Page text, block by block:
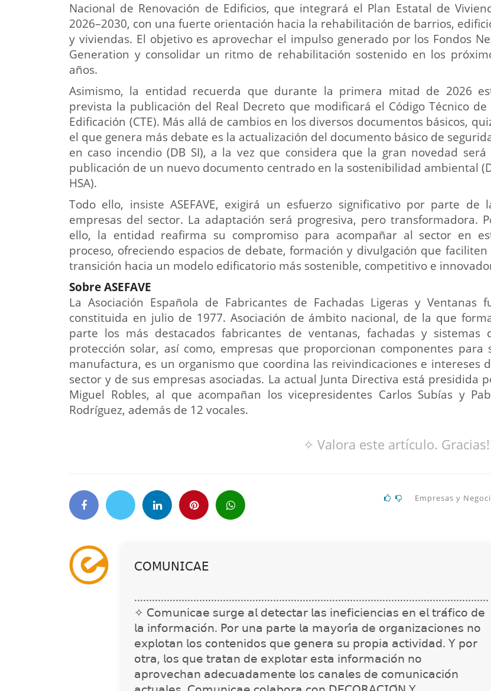
Nacional de Renovación de Edificios, que integrará el Plan Estatal de
2026–2030, con una fuerte orientación hacia la rehabilitación de barrios,
y viviendas. El objetivo es aprovechar el impulso generado por los Fondos
Generation y consolidar un ritmo de rehabilitación sostenido en los
años.
Asimismo, la entidad recuerda que durante la primera mitad de 2026
prevista la publicación del Real Decreto que modificará el Código Técnico de
Edificación (CTE). Más allá de cambios en los diversos documentos básicos,
el que genera más debate es la actualización del documento básico de
en caso incendio (DB SI), a la vez que considera que la gran novedad será
publicación de un nuevo documento centrado en la sostenibilidad ambiental
HSA).
Todo ello, insiste ASEFAVE, exigirá un esfuerzo significativo por parte de
empresas del sector. La adaptación será progresiva, pero transformadora.
ello, la entidad reafirma su compromiso para acompañar al sector en
proceso, ofreciendo espacios de debate, formación y divulgación que faciliten
transición hacia un modelo edificatorio más sostenible, competitivo e
Sobre ASEFAVE
La Asociación Española de Fabricantes de Fachadas Ligeras y Ventanas
constituida en julio de 1977. Asociación de ámbito nacional, de la que
parte los más destacados fabricantes de ventanas, fachadas y sistemas
protección solar, así como, empresas que proporcionan componentes para
manufactura, es un organismo que coordina las reivindicaciones e intereses
sector y de sus empresas asociadas. La actual Junta Directiva está presidida
Miguel Robles, al que acompañan los vicepresidentes Carlos Subías y
Rodríguez, además de 12 vocales.
✧ Valora este artículo.
Empresas y
𝖢𝖮𝖬𝖴𝖭𝖨𝖢𝖠𝖤
........................................................................................................................
✧ 𝖢𝗈𝗆𝗎𝗇𝗂𝖼𝖺𝖾 𝗌𝗎𝗋𝗀𝖾 𝖺𝗅 𝖽𝖾𝗍𝖾𝖼𝗍𝖺𝗋 𝗅𝖺𝗌 𝗂𝗇𝖾𝖿𝗂𝖼𝗂𝖾𝗇𝖼𝗂𝖺𝗌 𝖾𝗇 𝖾𝗅 𝗍𝗋𝖺́𝖿𝗂𝖼𝗈 𝖽𝖾
𝗅𝖺 𝗂𝗇𝖿𝗈𝗋𝗆𝖺𝖼𝗂𝗈́𝗇. 𝖯𝗈𝗋 𝗎𝗇𝖺 𝗉𝖺𝗋𝗍𝖾 𝗅𝖺 𝗆𝖺𝗒𝗈𝗋𝗂́𝖺 𝖽𝖾 𝗈𝗋𝗀𝖺𝗇𝗂𝗓𝖺𝖼𝗂𝗈𝗇𝖾𝗌 𝗇𝗈
𝖾𝗑𝗉𝗅𝗈𝗍𝖺𝗇 𝗅𝗈𝗌 𝖼𝗈𝗇𝗍𝖾𝗇𝗂𝖽𝗈𝗌 𝗊𝗎𝖾 𝗀𝖾𝗇𝖾𝗋𝖺 𝗌𝗎 𝗉𝗋𝗈𝗉𝗂𝖺 𝖺𝖼𝗍𝗂𝗏𝗂𝖽𝖺𝖽. 𝖸 𝗉𝗈𝗋
𝗈𝗍𝗋𝖺, 𝗅𝗈𝗌 𝗊𝗎𝖾 𝗍𝗋𝖺𝗍𝖺𝗇 𝖽𝖾 𝖾𝗑𝗉𝗅𝗈𝗍𝖺𝗋 𝖾𝗌𝗍𝖺 𝗂𝗇𝖿𝗈𝗋𝗆𝖺𝖼𝗂𝗈́𝗇 𝗇𝗈
𝖺𝗉𝗋𝗈𝗏𝖾𝖼𝗁𝖺𝗇 𝖺𝖽𝖾𝖼𝗎𝖺𝖽𝖺𝗆𝖾𝗇𝗍𝖾 𝗅𝗈𝗌 𝖼𝖺𝗇𝖺𝗅𝖾𝗌 𝖽𝖾 𝖼𝗈𝗆𝗎𝗇𝗂𝖼𝖺𝖼𝗂𝗈́𝗇